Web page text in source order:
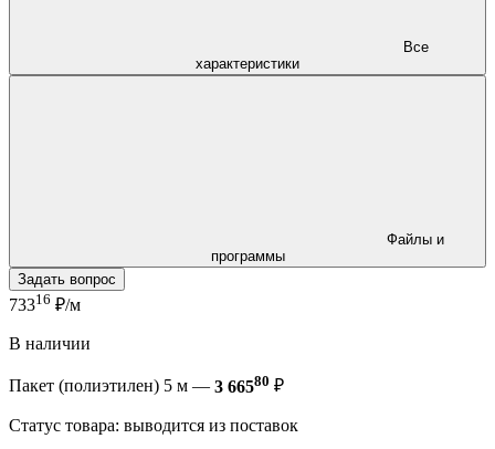
характеристики
программы
Задать вопрос
73316 ₽/м
В наличии
Пакет (полиэтилен) 5 м — 3 66580 ₽
Статус товара: выводится из поставок